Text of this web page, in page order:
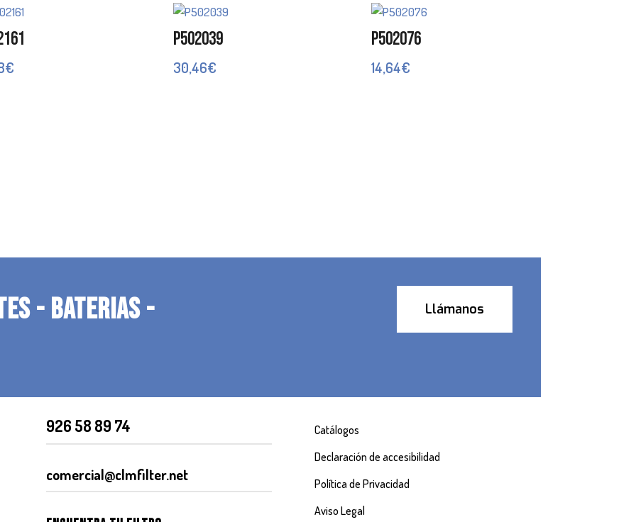
€
P502039
30,46€
P502076
14,64€
- BATERIAS -
Llámanos
926 58 89 74
comercial@clmfilter.net
Catálogos
Declaración de accesibilidad
Política de Privacidad
Aviso Legal